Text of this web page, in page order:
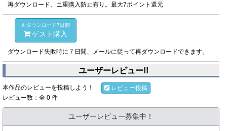
再ダウンロード、ニ重購入防止有り。最大7ポイント還元
再ダウンロード7日間
ゲスト購入
ダウンロード失敗時に７日間、メールに従って再ダウンロードできます。
ユーザーレビュー!!
本作品のレビューを投稿しよう！
レビュー投稿
レビュー数：全 0 件
ユーザーレビュー募集中！